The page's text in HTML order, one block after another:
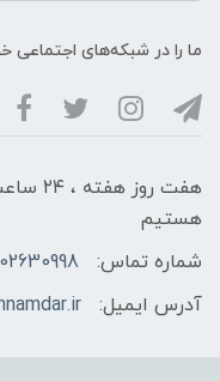
ما را در شبکه‌های اجتماعی
هفت
هستیم
شماره تماس:
آدرس ایمیل: